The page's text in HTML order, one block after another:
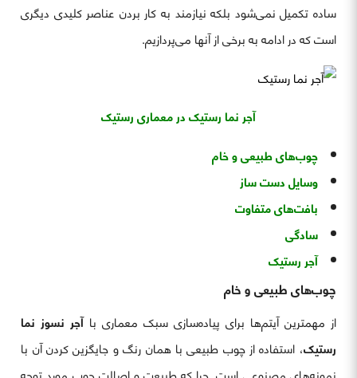
ساده تکمیل نمی‌شود بلکه نیازمند به کار بردن عناصر کلیدی دیگری
است که در ادامه به برخی از آنها می‌پردازیم.
آجر نما رستیک در معماری رستیک
چوب‌های طبیعی و خام
وسایل دست ساز
بافت‌های متفاوت
سادگی
آجر رستیک
چوب‌های طبیعی و خام
از مهمترین آیتم‌ها برای پیاده‌سازی سبک معماری باآجر نسوز نما
رستیک، استفاده از چوب طبیعی با همان رنگ و جایگزین کردن آن با